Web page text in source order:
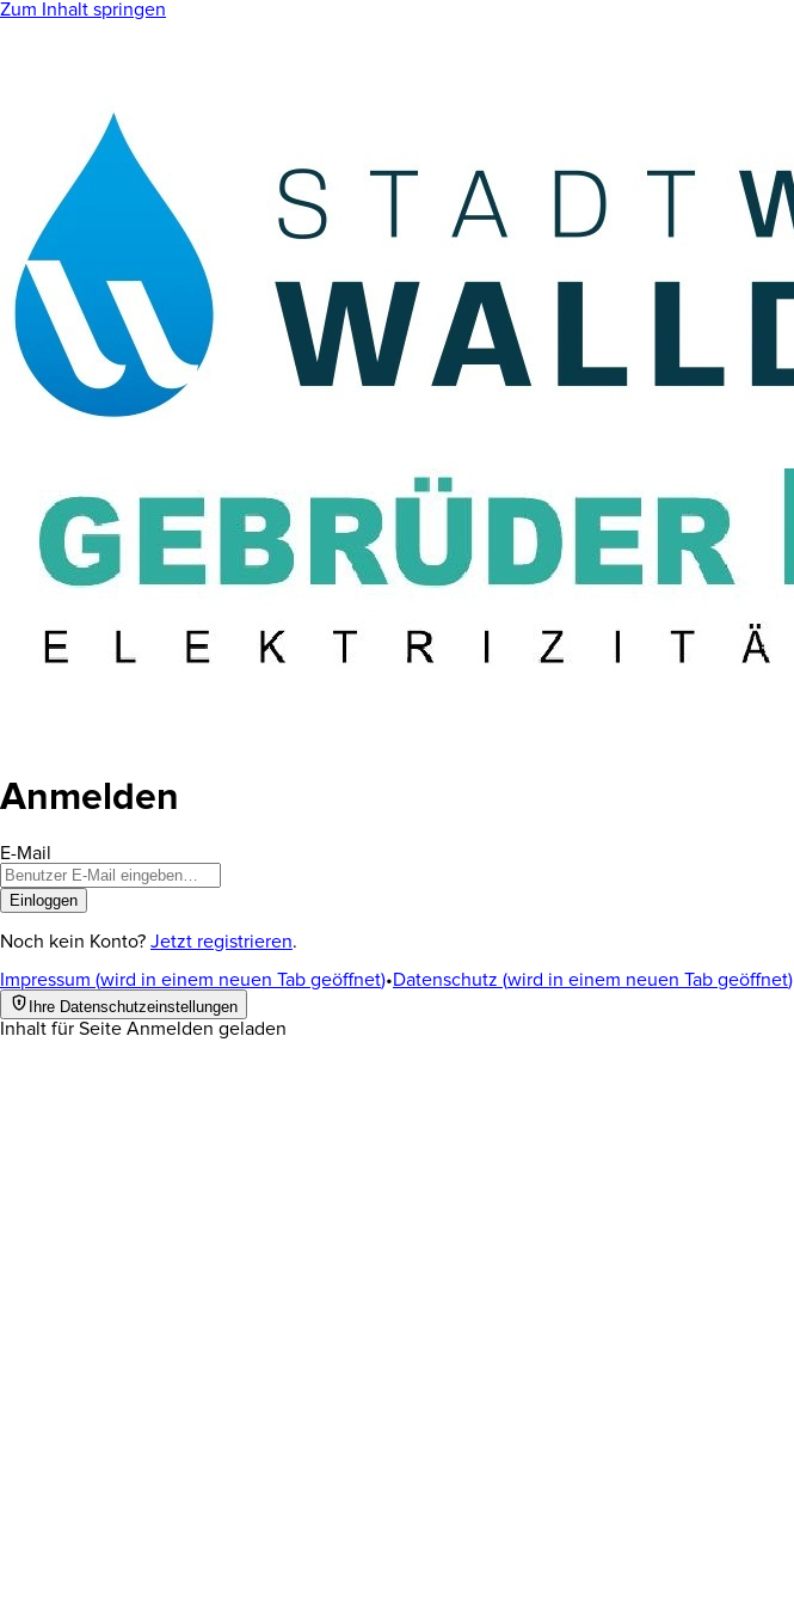
Zum Inhalt springen
Anmelden
E-Mail
Einloggen
Noch kein Konto? Jetzt registrieren.
Impressum (wird in einem neuen Tab geöffnet)•Datenschutz (wird in einem neuen Tab geöffnet)
Ihre Datenschutzeinstellungen
Inhalt für Seite Anmelden geladen